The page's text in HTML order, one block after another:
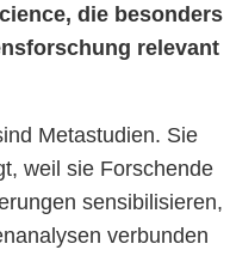
die besonders
relevant
Metastudien. Sie
weil sie Forschende
sensibilisieren,
verbunden